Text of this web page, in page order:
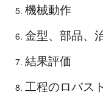
機械動作
金型、部品、
結果評価
工程のロバス